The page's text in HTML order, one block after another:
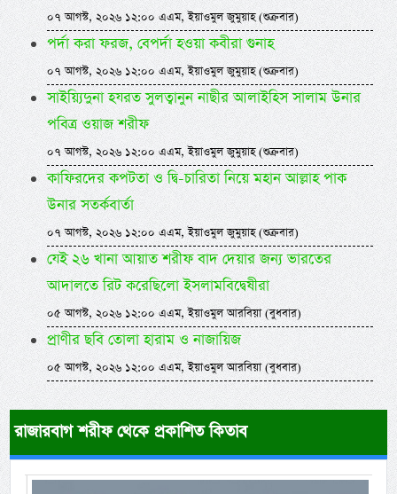
০৭ আগস্ট, ২০২৬ ১২:০০ এএম, ইয়াওমুল জুমুয়াহ (শুক্রবার)
পর্দা করা ফরজ, বেপর্দা হওয়া কবীরা গুনাহ
০৭ আগস্ট, ২০২৬ ১২:০০ এএম, ইয়াওমুল জুমুয়াহ (শুক্রবার)
সাইয়্যিদুনা হযরত সুলত্বানুন নাছীর আলাইহিস সালাম উনার
পবিত্র ওয়াজ শরীফ
০৭ আগস্ট, ২০২৬ ১২:০০ এএম, ইয়াওমুল জুমুয়াহ (শুক্রবার)
কাফিরদের কপটতা ও দ্বি-চারিতা নিয়ে মহান আল্লাহ পাক
উনার সতর্কবার্তা
০৭ আগস্ট, ২০২৬ ১২:০০ এএম, ইয়াওমুল জুমুয়াহ (শুক্রবার)
যেই ২৬ খানা আয়াত শরীফ বাদ দেয়ার জন্য ভারতের
আদালতে রিট করেছিলো ইসলামবিদ্বেষীরা
০৫ আগস্ট, ২০২৬ ১২:০০ এএম, ইয়াওমুল আরবিয়া (বুধবার)
প্রাণীর ছবি তোলা হারাম ও নাজায়িজ
০৫ আগস্ট, ২০২৬ ১২:০০ এএম, ইয়াওমুল আরবিয়া (বুধবার)
রাজারবাগ শরীফ থেকে প্রকাশিত কিতাব